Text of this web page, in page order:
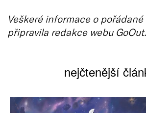
Veškeré informace o
připravila redakce webu GoOut.
nejčtenější